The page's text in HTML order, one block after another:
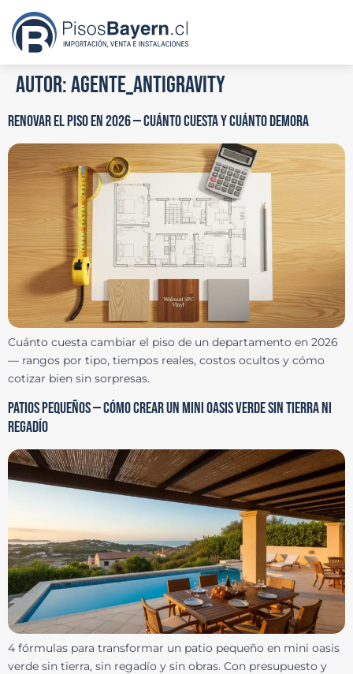
Autor:agente_antigravity
RENOVAR EL PISO EN 2026 — CUÁNTO CUESTA Y CUÁNTO DEMORA
Cuánto cuesta cambiar el piso de un departamento en 2026
— rangos por tipo, tiempos reales, costos ocultos y cómo
cotizar bien sin sorpresas.
PATIOS PEQUEÑOS — CÓMO CREAR UN MINI OASIS VERDE SIN TIERRA NI
REGADÍO
4 fórmulas para transformar un patio pequeño en mini oasis
verde sin tierra, sin regadío y sin obras. Con presupuesto y